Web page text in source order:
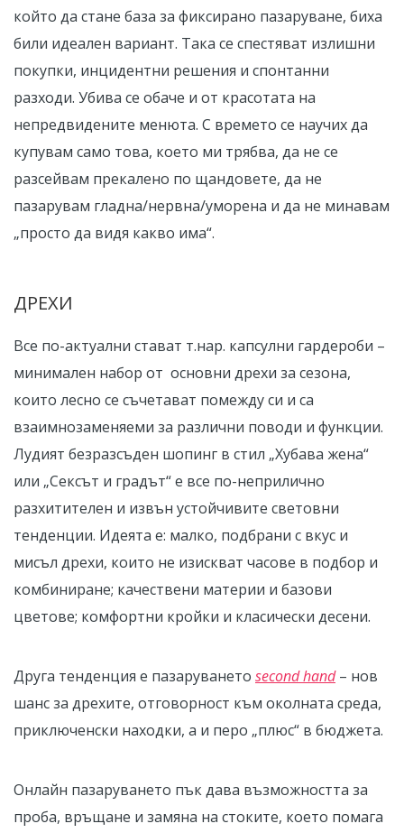
който да стане база за фиксирано пазаруване, биха
били идеален вариант. Така се спестяват излишни
покупки, инцидентни решения и спонтанни
разходи. Убива се обаче и от красотата на
непредвидените менюта. С времето се научих да
купувам само това, което ми трябва, да не се
разсейвам прекалено по щандовете, да не
пазарувам гладна/нервна/уморена и да не минавам
„просто да видя какво има“.
ДРЕХИ
Все по-актуални стават т.нар. капсулни гардероби –
минимален набор от основни дрехи за сезона,
които лесно се съчетават помежду си и са
взаимнозаменяеми за различни поводи и функции.
Лудият безразсъден шопинг в стил „Хубава жена“
или „Сексът и градът“ е все по-неприлично
разхитителен и извън устойчивите световни
тенденции. Идеята е: малко, подбрани с вкус и
мисъл дрехи, които не изискват часове в подбор и
комбиниране; качествени материи и базови
цветове; комфортни кройки и класически десени.
Друга тенденция е пазаруването second hand– нов
шанс за дрехите, отговорност към околната среда,
приключенски находки, а и перо „плюс“ в бюджета.
Онлайн пазаруването пък дава възможността за
проба, връщане и замяна на стоките, което помага